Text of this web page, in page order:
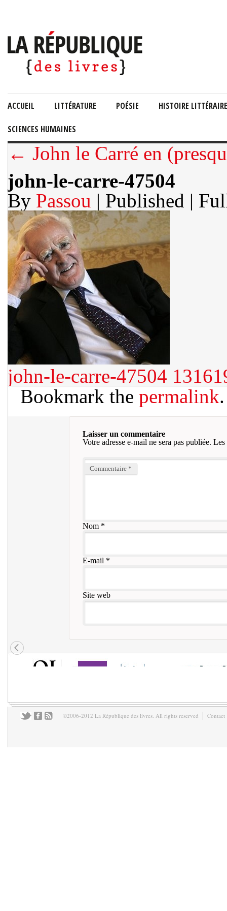
ACCUEIL LITTÉRATURE POÉSIE HISTOIRE LITTÉRAIRE
SCIENCES HUMAINES
← John le Carré en
john-le-carre-47504
By Passou | Published |
john-le-carre-47504
Bookmark the permalink.
Laisser un commentaire
Votre adresse e-mail ne sera pas publiée. Les
Commentaire *
Nom*
E-mail *
Site web
©2006-2012 La République des livres. All rights reserved Contact